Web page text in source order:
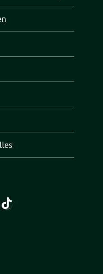
TikTok